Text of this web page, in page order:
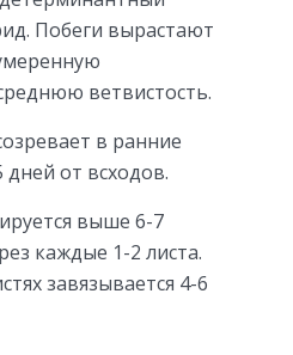
Побеги вырастают
ветвистость.
в ранние
дней от всходов.
выше 6-7
каждые 1-2 листа.
завязывается 4-6